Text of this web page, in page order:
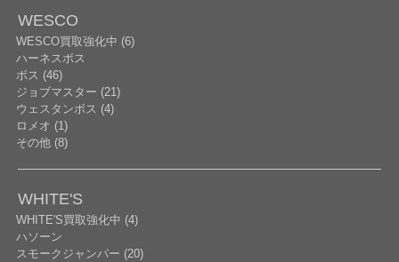
WESCO
WESCO買取強化中 (6)
ハーネスボス
ボス (46)
ジョブマスター (21)
ウェスタンボス (4)
ロメオ (1)
その他 (8)
WHITE'S
WHITE'S買取強化中 (4)
ハソーン
スモークジャンパー (20)